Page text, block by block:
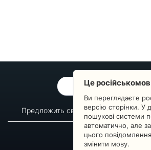
ОБРАТНАЯ СВЯЗЬ
Предложить свой вопрос
О сервисе
Новости
Пульс
Це
Ви переглядаєте
версію сторінки. У
пошукові системи
автоматично, але
цього
змінити мову.